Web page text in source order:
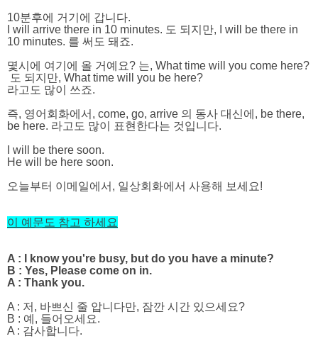
10분후에 거기에 갑니다.
I will arrive there in 10 minutes. 도 되지만, I will be there in
10 minutes. 를 써도 돼죠.
몇시에 여기에 올 거예요? 는, What time will you come here?
도 되지만, What time will you be here?
라고도 많이 쓰죠.
즉, 영어회화에서, come, go, arrive 의 동사 대신에, be there,
be here. 라고도 많이 표현한다는 것입니다.
I will be there soon.
He will be here soon.
오늘부터 이메일에서, 일상회화에서 사용해 보세요!
이 예문도 참고 하세요
A :
I know you're busy, but do you have a minute?
B : Yes, Please come on in.
A : Thank you.
A : 저, 바쁘신 줄 압니다만, 잠깐 시간 있으세요?
B : 예, 들어오세요.
A : 감사합니다.